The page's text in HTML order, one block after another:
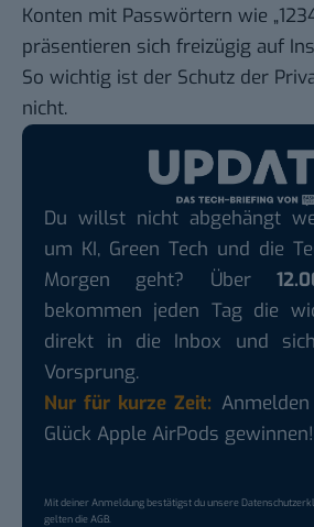
Konten mit Passwörtern wie
präsentieren sich freizügig auf
So wichtig ist der Schutz der
nicht.
Du willst nicht abgehängt
um KI, Green Tech und die
Morgen geht? Über
bekommen jeden Tag die
direkt in die Inbox und
Vorsprung.
Nur für kurze Zeit:
Glück Apple AirPods gewinnen!
Mit deiner Anmeldung bestätigst du unsere
gelten dieAGB.